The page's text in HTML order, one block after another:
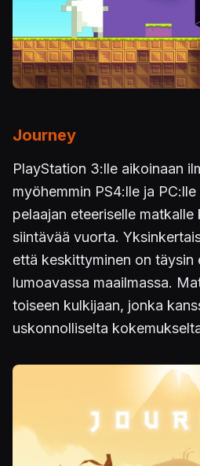
Journey
PlayStation 3:lle aikoinaan
myöhemmin PS4:lle ja
pelaajan eteeriselle
siintävää vuorta.
että keskittyminen on täysin
lumoavassa maailmassa.
toiseen kulkijaan, jonka
uskonnolliselta